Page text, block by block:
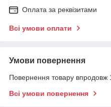
Оплата за реквізитами
Всі умови оплати
Умови повернення
Повернення товару впродовж
Всі умови повернення